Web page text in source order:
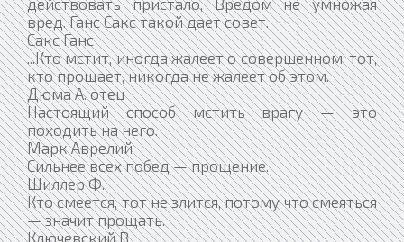
вред. Ганс Сакс такой дает совет.
Сакс Ганс
...Кто мстит, иногда жалеет о совершенном; тот,
кто прощает, никогда не жалеет об этом.
Дюма А. отец
Настоящий способ мстить врагу — это
походить на него.
Марк Аврелий
Сильнее всех побед — прощение.
Шиллер Ф.
Кто смеется, тот не злится, потому что смеяться
— значит прощать.
Ключевский В.